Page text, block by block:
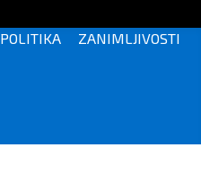
POLITIKA ZANIMLJIVOSTI